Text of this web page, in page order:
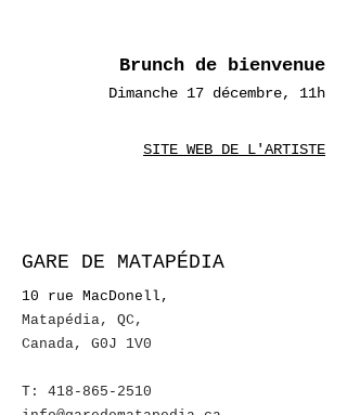
Brunch de bienvenue
Dimanche 17 décembre, 11h
SITE WEB DE L'ARTISTE
GARE DE MATAPÉDIA
10 rue MacDonell,
Matapédia, QC ,
Canada, G0J 1V0
T: 418-865-2510